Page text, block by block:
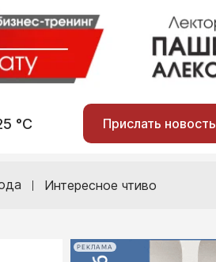
°С Прислать новость
Интересное чтиво
РЕКЛАМА